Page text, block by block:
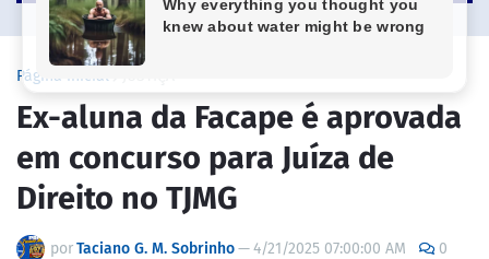
Página inicial
Ex-aluna da Facape é aprovada
em concurso para Juíza de
Direito no TJMG
porTaciano G. M. Sobrinho—4/21/2025 07:00:00 AM 0